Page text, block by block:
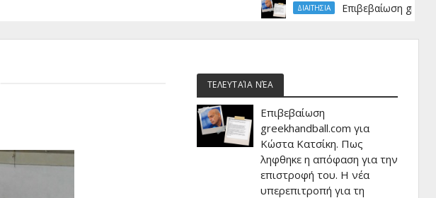
ΔΙΑΙΤΗΣΙΑ Επιβεβαίωση
ΤΕΛΕΥΤΑΊΑ ΝΈΑ
Επιβεβαίωση
greekhandball.com για
Κώστα Κατσίκη. Πως
ληφθηκε η απόφαση για την
επιστροφή του. Η νέα
υπερεπιτροπή για τη